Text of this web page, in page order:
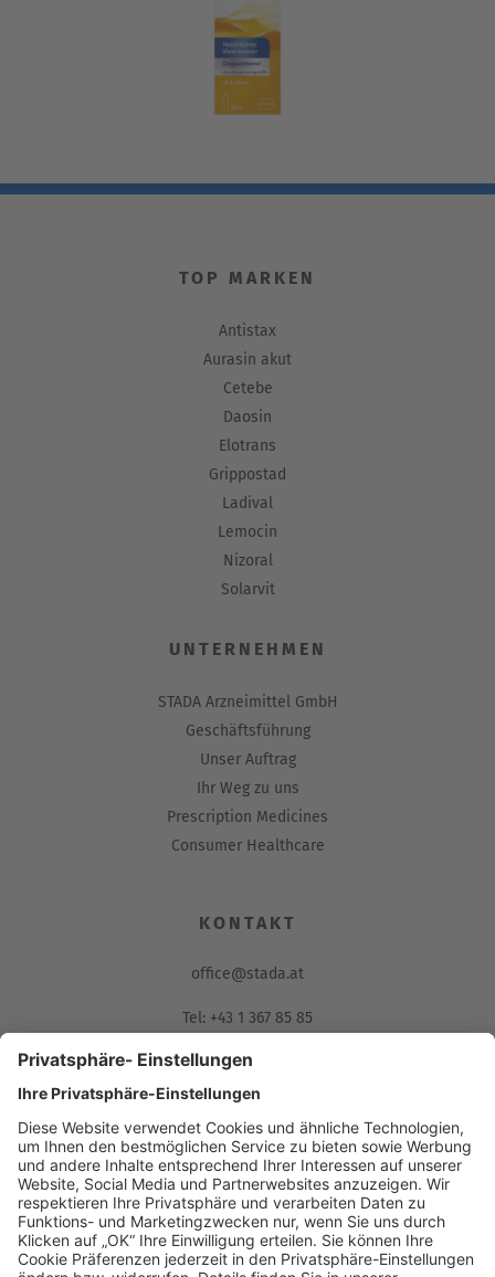
TOP MARKEN
Antistax
Aurasin akut
Cetebe
Daosin
Elotrans
Grippostad
Ladival
Lemocin
Nizoral
Solarvit
UNTERNEHMEN
STADA Arzneimittel GmbH
Geschäftsführung
Unser Auftrag
Ihr Weg zu uns
Prescription Medicines
Consumer Healthcare
KONTAKT
office@stada.at
Tel: +43 1 367 85 85
Fax: 01/367 85 85-85
Muthgasse 36, 1190 Wien
Compliance Reporting Portal
AGB (DE)